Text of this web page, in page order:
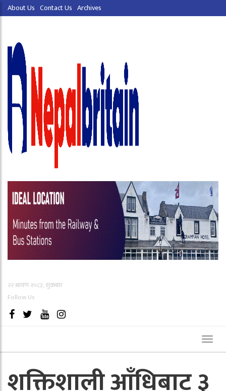
About Us Contact Us Archives
२२ श्रावण २०८३, शुक्रबार
Follow Us
शक्तिशाली आँधिबाट ३